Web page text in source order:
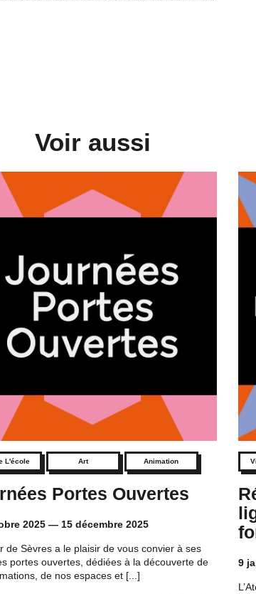
Voir aussi
L'école Art Animation
Portes Ouvertes
2025— 15 décembre 2025
de Sèvres a le plaisir de vous convier à ses
portes ouvertes, dédiées à la découverte de
de nos espaces et [...]
9